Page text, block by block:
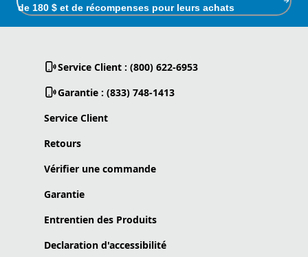
de 180 $ et de récompenses pour leurs achats
Service Client : (800) 622-6953
Garantie : (833) 748-1413
Service Client
Retours
Vérifier une commande
Garantie
Entrentien des Produits
Declaration d'accessibilité